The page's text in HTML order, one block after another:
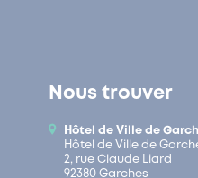
Nous trouver
Hôtel de Ville de
Hôtel de Ville de
2, rue Claude Liard
92380 Garches